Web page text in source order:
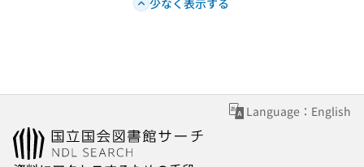
Language：English